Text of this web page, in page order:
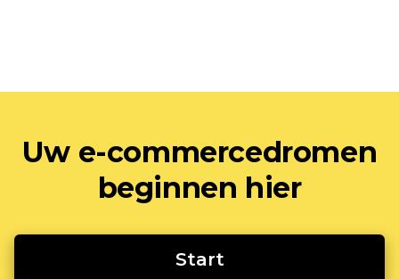
Uw e-commercedromen
beginnen hier
Start